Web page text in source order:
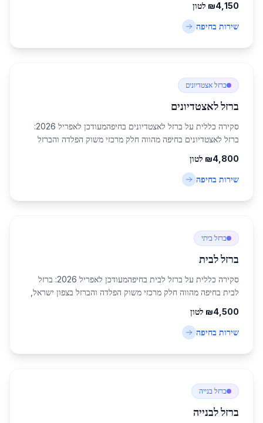
בהשוואה לשנה הקודמת, בעיקר בג...
₪4,150 לטון
שירות בחיפה
ברזל אצטדיונים
ברזל לאצטדיונים
סקירה כללית על ברזל לאצטדיונים בחיפהמעודכן לאפריל 2026:
ברזל לאצטדיונים בחיפה מהווה חלק מרכזי משוק הפלדה והברזל
ספורט. חיפה, העיר הגדולה בא...
₪4,800 לטון
שירות בחיפה
ברזל ביתי
ברזל לבית
סקירה כללית על ברזל לבית בחיפהמעודכן לאפריל 2026: ברזל
לבית בחיפה מהווה חלק מרכזי משוק הפלדה והברזל בצפון ישראל,
לבנייה ושיפוצים. חיפה, כעיר תעשיי...
₪4,500 לטון
שירות בחיפה
ברזל בנייה
ברזל לבנייה